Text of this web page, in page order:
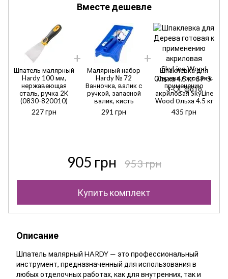
Вместе дешевле
Шпатель малярный
Hardy 100 мм,
нержавеющая
сталь, ручка 2K
(0830-820010)
227 грн
Малярный набор
Hardy № 72
Ванночка, валик с
ручкой, запасной
валик, кисть
291 грн
Шпаклевка для
Дерева готовая к
применению
акриловая SkyLine
Wood Ольха 4.5 кг
435 грн
905 грн 953 грн
Купить комплект
Описание
Шпатель малярный HARDY — это профессиональный
инструмент, предназначенный для использования в
любых отделочных работах, как для внутренних, так и